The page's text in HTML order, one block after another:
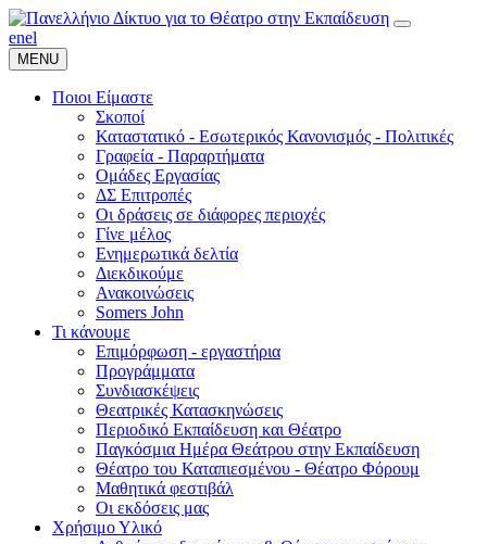
enel
MENU
Ποιοι Είμαστε
Σκοποί
Καταστατικό - Εσωτερικός Κανονισμός - Πολιτικές
Γραφεία - Παραρτήματα
Ομάδες Εργασίας
ΔΣ Επιτροπές
Οι δράσεις σε διάφορες περιοχές
Γίνε μέλος
Ενημερωτικά δελτία
Διεκδικούμε
Ανακοινώσεις
Somers John
Τι κάνουμε
Επιμόρφωση - εργαστήρια
Προγράμματα
Συνδιασκέψεις
Θεατρικές Κατασκηνώσεις
Περιοδικό Εκπαίδευση και Θέατρο
Παγκόσμια Ημέρα Θεάτρου στην Εκπαίδευση
Θέατρο του Καταπιεσμένου - Θέατρο Φόρουμ
Μαθητικά φεστιβάλ
Οι εκδόσεις μας
Χρήσιμο Υλικό